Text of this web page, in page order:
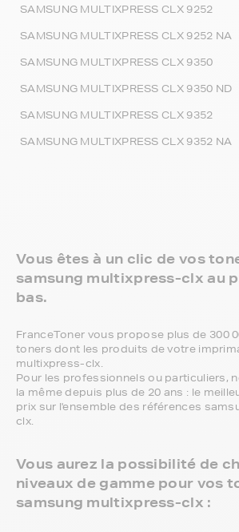
SAMSUNG MULTIXPRESS CLX 9252
SAMSUNG MULTIXPRESS CLX 9252 NA
SAMSUNG MULTIXPRESS CLX 9350
SAMSUNG MULTIXPRESS CLX 9350 ND
SAMSUNG MULTIXPRESS CLX 9352
SAMSUNG MULTIXPRESS CLX 9352 NA
Vous êtes à un clic de vos
samsung multixpress-clx au
bas.
FranceToner vous propose plus de 300
toners dont les produits de votre
multixpress-clx.
Pour les professionnels ou particuliers,
la même depuis plus de 20 ans : le
prix sur l'ensemble des références
clx.
Vous aurez la possibilité de
niveaux de gamme pour vos
samsung multixpress-clx :